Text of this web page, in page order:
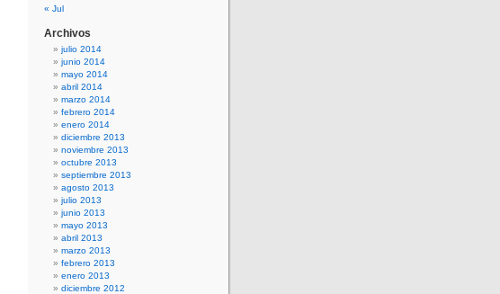
« Jul
Archivos
julio 2014
junio 2014
mayo 2014
abril 2014
marzo 2014
febrero 2014
enero 2014
diciembre 2013
noviembre 2013
octubre 2013
septiembre 2013
agosto 2013
julio 2013
junio 2013
mayo 2013
abril 2013
marzo 2013
febrero 2013
enero 2013
diciembre 2012